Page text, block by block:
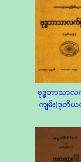
ဗုဒ္ဓဘာသာ
ကျမ်း(ဒုတိ